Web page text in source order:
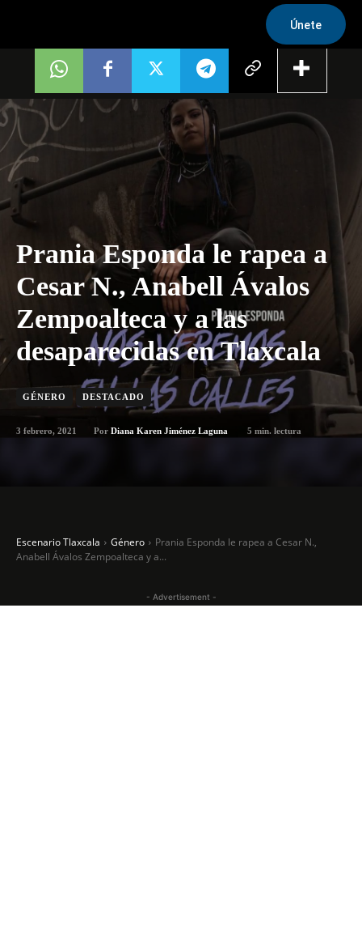
Únete
Prania Esponda le rapea a
Cesar N., Anabell Ávalos
Zempoalteca y a las
desaparecidas en Tlaxcala
GÉNERO DESTACADO
3 febrero, 2021 Por Diana Karen Jiménez Laguna 5 min. lectura
Escenario Tlaxcala Género
Prania Esponda le rapea a Cesar N.,
Anabell Ávalos Zempoalteca y a...
- Advertisement -